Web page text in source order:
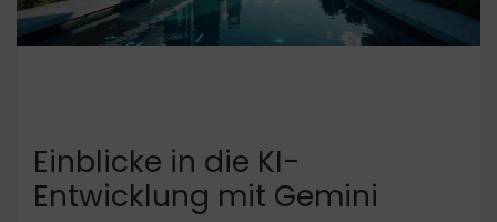
Einblicke in die KI-
Entwicklung mit Gemini